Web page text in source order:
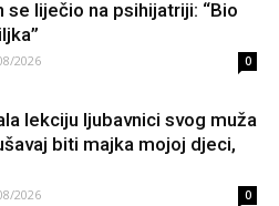
se liječio na psihijatriji: “Bio
2026 0
lekciju ljubavnici svog muža
biti majka mojoj djeci,
2026 0